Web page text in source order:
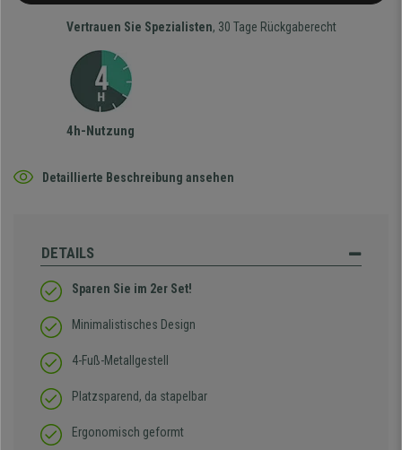
Vertrauen Sie Spezialisten, 30 Tage Rückgaberecht
4h-Nutzung
Detaillierte Beschreibung ansehen
DETAILS
Sparen Sie im 2er Set!
Minimalistisches Design
4-Fuß-Metallgestell
Platzsparend, da stapelbar
Ergonomisch geformt